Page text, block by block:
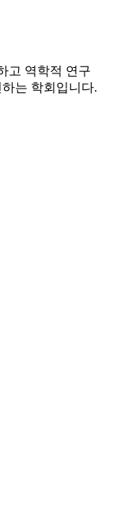
고 역학적 연구
는 학회입니다.